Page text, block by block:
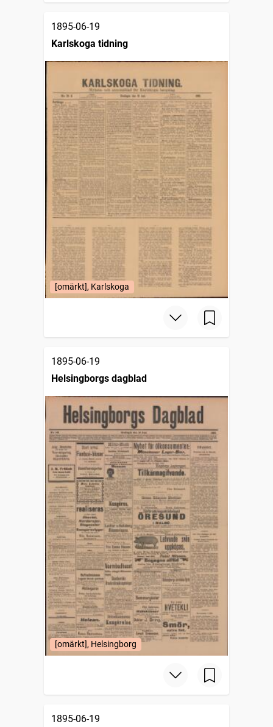
1895-06-19
Karlskoga tidning
[omärkt], Karlskoga
1895-06-19
Helsingborgs dagblad
[omärkt], Helsingborg
1895-06-19